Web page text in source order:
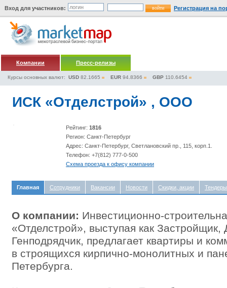
Вход для участников: Регистрация на
Компании Пресс-релизы
Курсы основных валют: USD 82.1665 EUR 94.8366 GBP 110.6454
ИСК «Отделстрой» , ООО
Рейтинг: 1816
Регион: Санкт-Петербург
Адрес: Санкт-Петербург, Светлановский пр., 115, корп.1.
Телефон: +7(812) 777-0-500
Схема проезда к офису компании
Главная Сотрудники Вакансии Новости Скидки, акции Тендеры
О компании: Инвестиционно-
«Отделстрой», выступая как
Генподрядчик, предлагает квартиры и
в строящихся кирпично-монолитных и
Петербурга.